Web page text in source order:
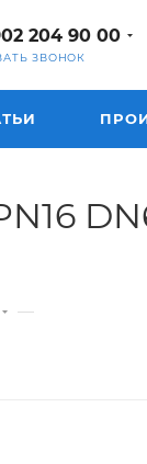
204 90 00
ЗВОНОК
—